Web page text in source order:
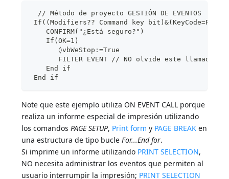
// Método de proyecto GESTIÓN DE EVENTOS
If((Modifiers?? Command key
CONFIRM("¿Está seguro?")
If(OK=1)
◊vbWeStop:=True
FILTER EVENT // NO olvide este llamado;
End if
End if
Note que este ejemplo utiliza ON EVENT CALL porque
realiza un informe especial de impresión utilizando
los comandosPAGE SETUP, Print form y PAGE BREAK en
una estructura de tipo bucleFor...End for.
Si imprime un informe utilizando PRINT SELECTION,
NO necesita administrar los eventos que permiten al
usuario interrumpir la impresión; PRINT SELECTION